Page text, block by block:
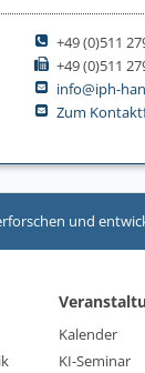
+49 (0)511
+49 (0)511
info@iph-
Zum
und
Kalender
KI-Seminar